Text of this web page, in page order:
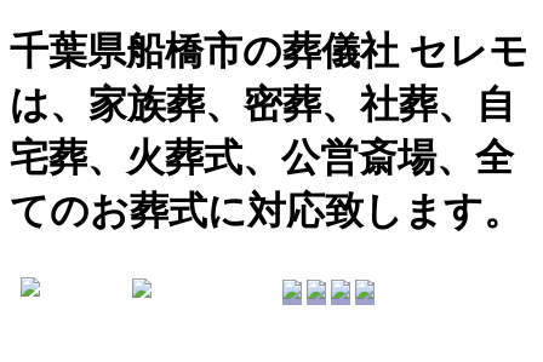
千葉県船橋市の葬儀社 セレモ
は、家族葬、密葬、社葬、自
宅葬、火葬式、公営斎場、全
てのお葬式に対応致します。